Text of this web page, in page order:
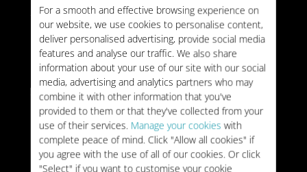
For a smooth and effective browsing experience on
our website, we use cookies to personalise content,
deliver personalised advertising, provide social media
features and analyse our traffic. We also share
information about your use of our site with our social
media, advertising and analytics partners who may
combine it with other information that you've
provided to them or that they've collected from your
use of their services. Manage your cookies with
complete peace of mind. Click "Allow all cookies" if
you agree with the use of all of our cookies. Or click
"Select" if you want to customise your cookie
EINMALIG
39 €
Madagaskar
TYP: EINMALIG
25GB
GÜLTIGKEIT:30 tage
49 €
Madagaskar
Unbegrenzt